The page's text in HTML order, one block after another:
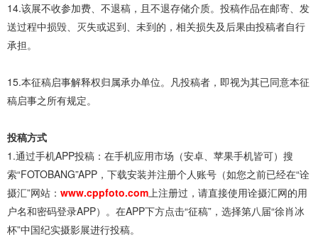
14.该展不收参加费、不退稿，且不退存储介质。投稿作品在邮寄、发
送过程中损毁、灭失或迟到、未到的，相关损失及后果由投稿者自行
承担。
15.本征稿启事解释权归属承办单位。凡投稿者，即视为其已同意本征
稿启事之所有规定。
投稿方式
1.通过手机APP投稿：在手机应用市场（安卓、苹果手机皆可）搜
索“FOTOBANG”APP，下载安装并注册个人账号（如您之前已经在“诠
摄汇”网站： www.cppfoto.com上注册过，请直接使用诠摄汇网的用
户名和密码登录APP）。在APP下方点击“征稿”，选择第八届“徐肖冰
杯”中国纪实摄影展进行投稿。